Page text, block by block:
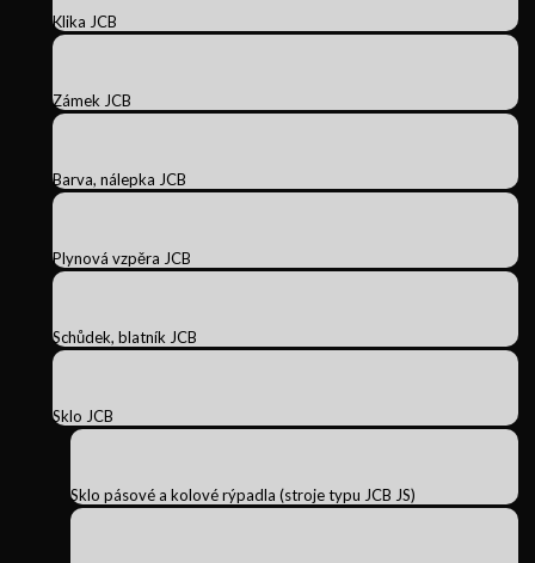
Klika JCB
Zámek JCB
Barva, nálepka JCB
Plynová vzpěra JCB
Schůdek, blatník JCB
Sklo JCB
Sklo pásové a kolové rýpadla (stroje typu JCB JS)